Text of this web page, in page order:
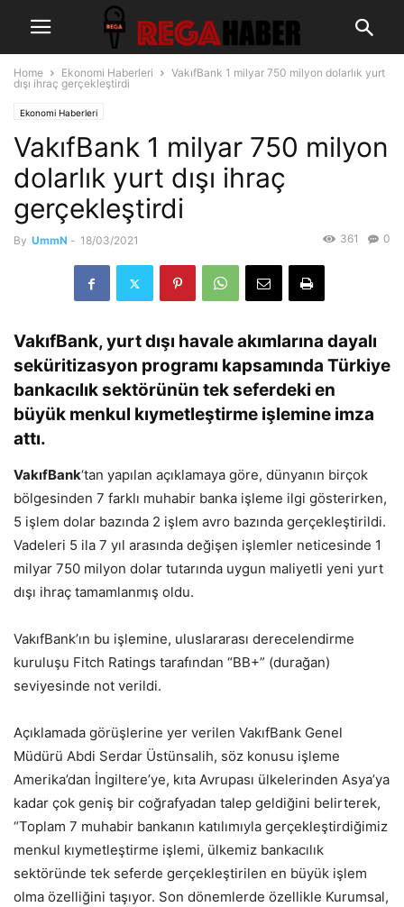
Home Ekonomi Haberleri
VakıfBank 1 milyar 750 milyon dolarlık yurt
dışı ihraç gerçekleştirdi
Ekonomi Haberleri
VakıfBank 1 milyar 750 milyon
dolarlık yurt dışı ihraç
gerçekleştirdi
By UmmN - 18/03/2021 0
361
VakıfBank, yurt dışı havale akımlarına dayalı
seküritizasyon programı kapsamında Türkiye
bankacılık sektörünün tek seferdeki en
büyük menkul kıymetleştirme işlemine imza
attı.
VakıfBank‘tan yapılan açıklamaya göre, dünyanın birçok
bölgesinden 7 farklı muhabir banka işleme ilgi gösterirken,
5 işlem dolar bazında 2 işlem avro bazında gerçekleştirildi.
Vadeleri 5 ila 7 yıl arasında değişen işlemler neticesinde 1
milyar 750 milyon dolar tutarında uygun maliyetli yeni yurt
dışı ihraç tamamlanmış oldu.
VakıfBank’ın bu işlemine, uluslararası derecelendirme
kuruluşu Fitch Ratings tarafından “BB+” (durağan)
seviyesinde not verildi.
Açıklamada görüşlerine yer verilen VakıfBank Genel
Müdürü Abdi Serdar Üstünsalih, söz konusu işleme
Amerika’dan İngiltere’ye, kıta Avrupası ülkelerinden Asya’ya
kadar çok geniş bir coğrafyadan talep geldiğini belirterek,
“Toplam 7 muhabir bankanın katılımıyla gerçekleştirdiğimiz
menkul kıymetleştirme işlemi, ülkemiz bankacılık
sektöründe tek seferde gerçekleştirilen en büyük işlem
olma özelliğini taşıyor. Son dönemlerde özellikle Kurumsal,